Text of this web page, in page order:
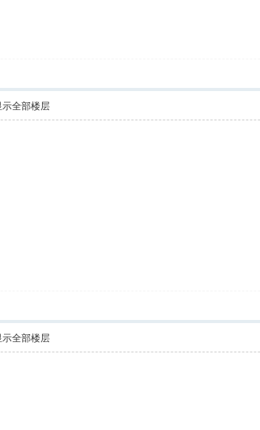
示全部楼层
示全部楼层